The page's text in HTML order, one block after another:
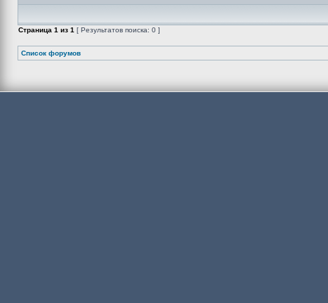
Страница 1 из 1 [ Результатов поиска: 0 ]
Список форумов